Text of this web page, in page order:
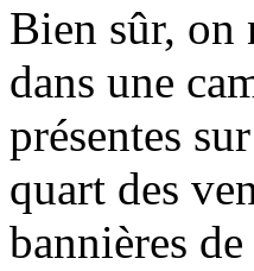
Bien sûr, on
dans une
présentes
quart des
bannières